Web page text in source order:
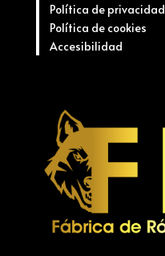
Política de privacidad
Política de cookies
Accesibilidad